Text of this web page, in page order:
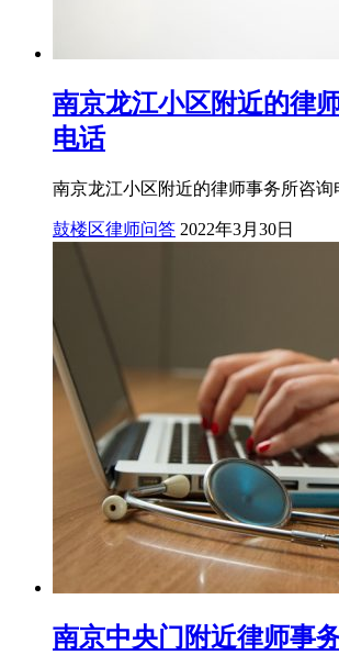
南京龙江小区附近的律
电话
南京龙江小区附近的律师事务所咨询
鼓楼区律师问答 2022年3月30日
南京中央门附近律师事